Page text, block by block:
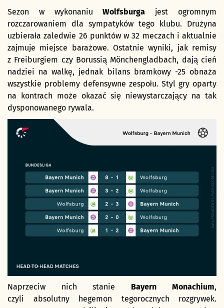
Sezon w wykonaniuWolfsburga jest ogromnym
rozczarowaniem dla sympatyków tego klubu. Drużyna
uzbierała zaledwie 26 punktów w 32 meczach i aktualnie
zajmuje miejsce barażowe. Ostatnie wyniki, jak remisy
z Freiburgiem czy Borussią Mönchengladbach, dają cień
nadziei na walkę, jednak bilans bramkowy -25 obnaża
wszystkie problemy defensywne zespołu. Styl gry oparty
na kontrach może okazać się niewystarczający na tak
dysponowanego rywala.
Naprzeciw nich stanie Bayern Monachium,
czyli absolutny hegemon tegorocznych rozgrywek.